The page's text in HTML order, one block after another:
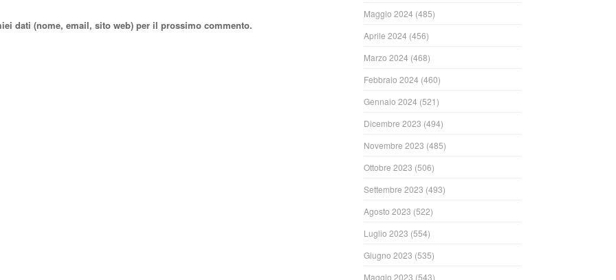
dati (nome, email, sito web) per il prossimo commento.
Maggio 2024 (485)
Aprile 2024 (456)
Marzo 2024 (468)
Febbraio 2024 (460)
Gennaio 2024 (521)
Dicembre 2023 (494)
Novembre 2023 (485)
Ottobre 2023 (506)
Settembre 2023 (493)
Agosto 2023 (522)
Luglio 2023 (554)
Giugno 2023 (535)
Maggio 2023 (543)